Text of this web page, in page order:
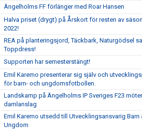
Ängelholms FF förlänger med Roar Hansen
Halva priset (drygt) på Årskort för resten av
2022!
REA på planteringsjord, Täckbark, Naturgödsel
Toppdress!
Supporten har semesterstängt!
Emil Karemo presenterar sig själv och
för barn- och ungdomsfotbollen.
Landskamp på Ängelholms IP Sveriges F23
damlanslag
Emil Karemo utsedd till Utvecklingsansvarig Barn
Ungdom